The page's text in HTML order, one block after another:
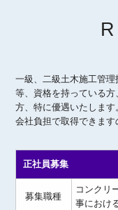
一級、二級土木施工管
等、資格を持っている
方、特に優遇いたしま
会社負担で取得できま
正社員募集
募集職種
コンクリ
事におけ